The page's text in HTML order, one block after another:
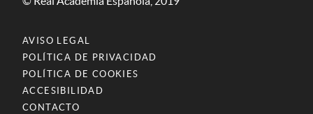
AVISO LEGAL
POLÍTICA DE PRIVACIDAD
POLÍTICA DE COOKIES
ACCESIBILIDAD
CONTACTO